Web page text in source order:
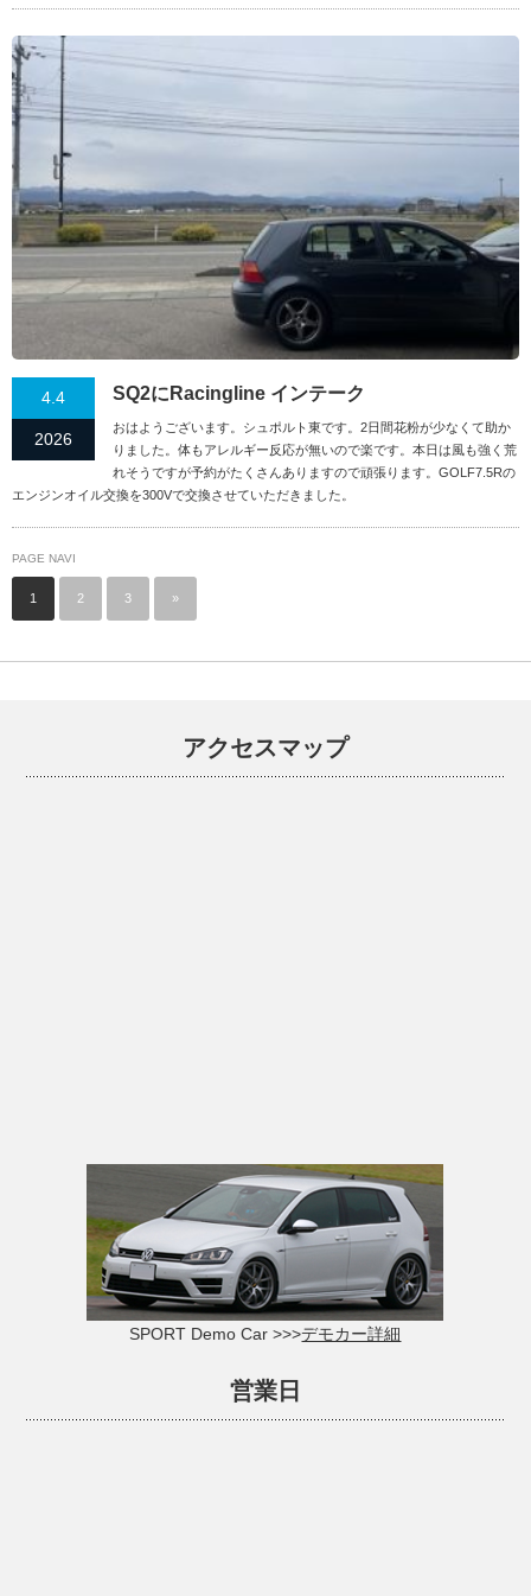
4.4
2026
SQ2にRacingline インテーク
おはようございます。シュポルト東です。2日間花粉が少なくて助か
りました。体もアレルギー反応が無いので楽です。本日は風も強く荒
れそうですが予約がたくさんありますので頑張ります。GOLF7.5Rの
エンジンオイル交換を300Vで交換させていただきました。
PAGE NAVI
1 2 3 »
アクセスマップ
SPORT Demo Car >>>デモカー詳細
営業日